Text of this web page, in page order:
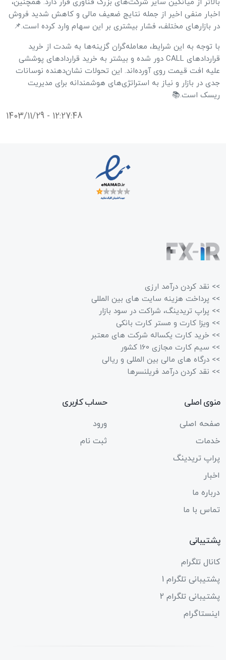
بالاتر از میانگین سایر شرکت‌های بزرگ فناوری قرار دارد. همچنین،
اخبار منفی اخیر از جمله نتایج ضعیف مالی و کاهش شدید فروش
در بازارهای مختلف، فشار بیشتری بر این سهام وارد کرده است.📌
با توجه به این شرایط، معامله‌گران گزینه‌ها به شدت از خرید
قراردادهای CALL دور شده و بیشتر به خرید قراردادهای پوششی
علیه افت قیمت روی آورده‌اند. این تحولات نشان‌دهنده نوسانات
جدی در بازار و نیاز به استراتژی‌های هوشمندانه برای مدیریت
ریسک است.📚
1403/11/29 - 12:27:48
>> نقد کردن درآمد ارزی
>> پرداخت هزینه سایت های بین المللی
>> پراپ تریدینگ، شراکت در سود بازار
>> ویزا کارت و مستر کارت بانکی
>> خرید کارت یکساله شرکت های معتبر
>> سیم کارت مجازی 160 کشور
>> درگاه های مالی بین المللی و ریالی
>> نقد کردن درآمد فریلنسرها
منوی اصلی
صفحه اصلی
خدمات
پراپ تریدینگ
اخبار
درباره ما
تماس با ما
حساب کاربری
ورود
ثبت نام
پشتیبانی
کانال تلگرام
پشتیبانی تلگرام 1
پشتیبانی تلگرام 2
اینستاگرام